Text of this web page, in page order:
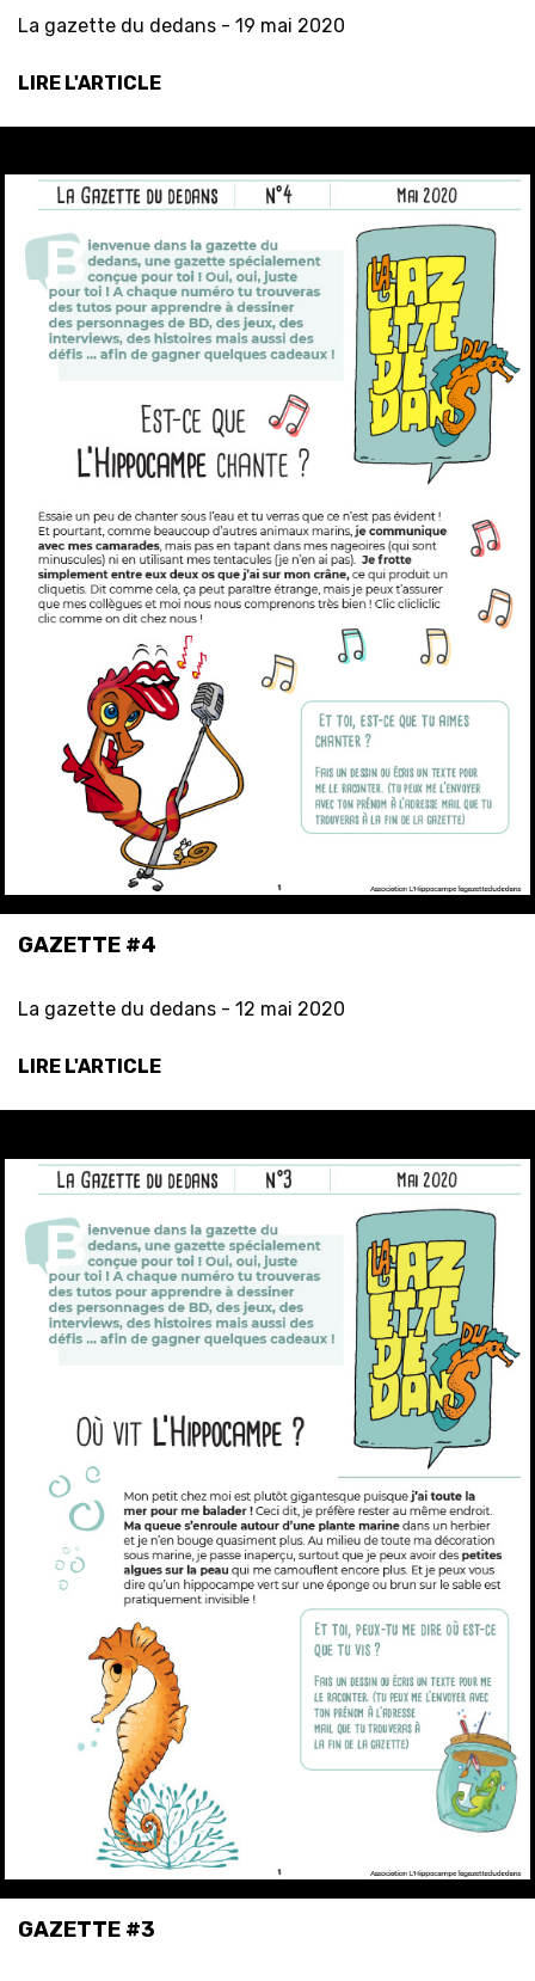
La gazette du dedans - 19 mai 2020
LIRE L'ARTICLE
GAZETTE #4
La gazette du dedans - 12 mai 2020
LIRE L'ARTICLE
GAZETTE #3